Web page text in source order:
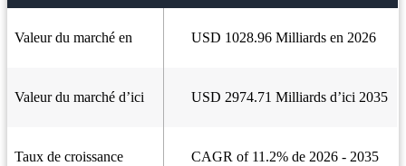
Valeur du marché en USD 1028.96 Milliards en 2026
Valeur du marché d’ici USD 2974.71 Milliards d’ici 2035
Taux de croissance CAGR of 11.2% de 2026 - 2035